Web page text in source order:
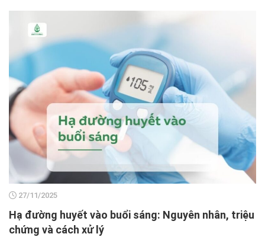
27/11/2025
Hạ đường huyết vào buổi sáng: Nguyên nhân, triệu
chứng và cách xử lý